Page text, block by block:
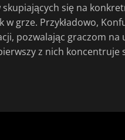
się na
grze. Przykładowo,
pozwalając graczom
z nich